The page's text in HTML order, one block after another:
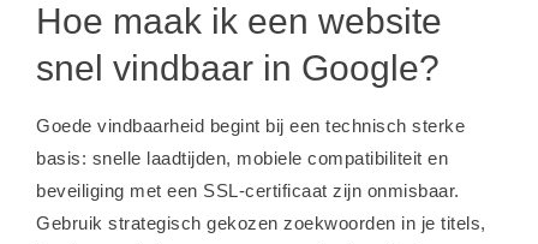
Hoe maak ik een website
snel vindbaar in Google?
Goede vindbaarheid begint bij een technisch sterke
basis: snelle laadtijden, mobiele compatibiliteit en
beveiliging met een SSL-certificaat zijn onmisbaar.
Gebruik strategisch gekozen zoekwoorden in je titels,